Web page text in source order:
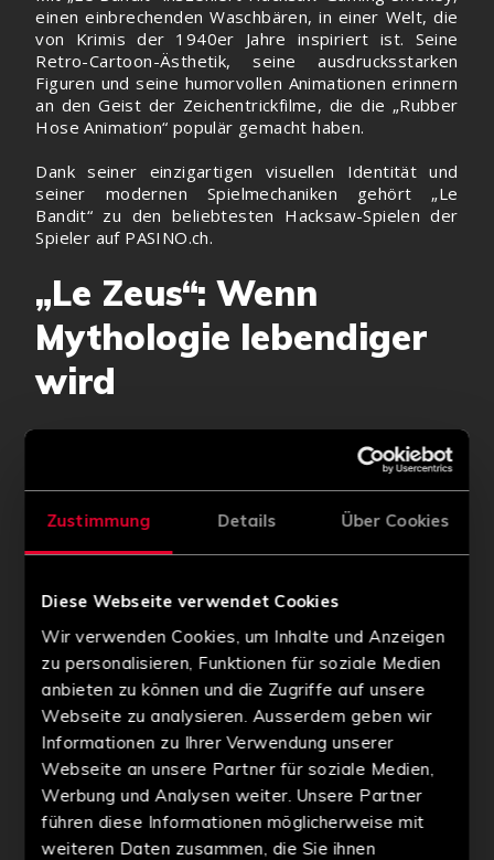
Zustimmung Details Über Cookies
Diese Webseite verwendet Cookies
Wir verwenden Cookies, um Inhalte und Anzeigen
zu personalisieren, Funktionen für soziale Medien
anbieten zu können und die Zugriffe auf unsere
Webseite zu analysieren. Ausserdem geben wir
Informationen zu Ihrer Verwendung unserer
Webseite an unsere Partner für soziale Medien,
Werbung und Analysen weiter. Unsere Partner
führen diese Informationen möglicherweise mit
weiteren Daten zusammen, die Sie ihnen
einen einbrechenden Waschbären, in einer Welt, die
von Krimis der 1940er Jahre inspiriert ist. Seine
Retro-Cartoon-Ästhetik, seine ausdrucksstarken
Figuren und seine humorvollen Animationen erinnern
an den Geist der Zeichentrickfilme, die die „Rubber
Hose Animation“ populär gemacht haben.
Dank seiner einzigartigen visuellen Identität und
seiner modernen Spielmechaniken gehört „Le
Bandit“ zu den beliebtesten Hacksaw-Spielen der
Spieler auf PASINO.ch.
„Le Zeus“: Wenn
Mythologie lebendiger
wird
Mit „Le Zeus“ interpretiert Hacksaw die griechische
Mythologie in einem dynamischen und zugänglichen
Universum neu.
Der König der Götter nimmt dabei natürlich einen
zentralen Platz ein, umgeben von Animationen und
visuellen Effekten, die das Ganze zum Leben
erwecken. Dieser Ansatz ermöglicht es, ein Thema
zu modernisieren, das in der Welt der
Spielautomaten eigentlich sehr klassisch ist.